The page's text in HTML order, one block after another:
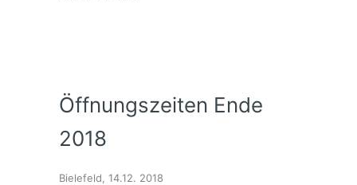
Öffnungszeiten Ende
2018
Bielefeld, 14.12. 2018